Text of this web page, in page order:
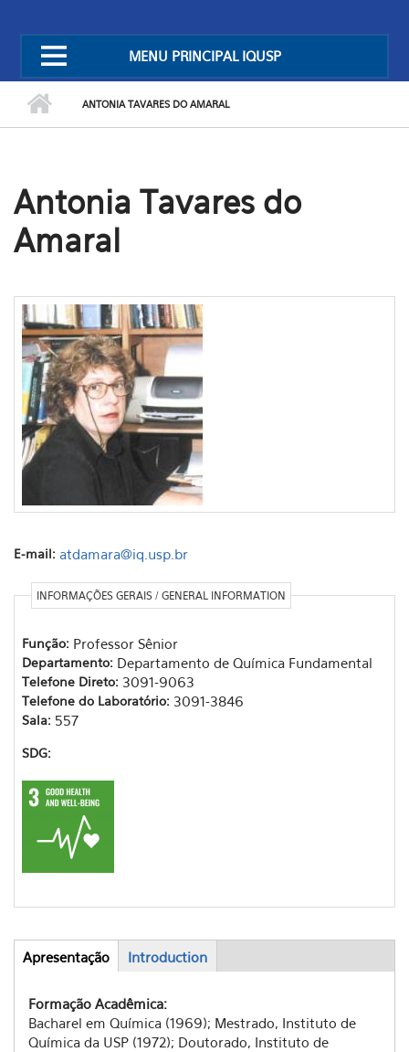
MENU PRINCIPAL IQUSP
ANTONIA TAVARES DO AMARAL
Antonia Tavares do
Amaral
E-mail: atdamara@iq.usp.br
INFORMAÇÕES GERAIS / GENERAL INFORMATION
Função: Professor Sênior
Departamento: Departamento de Química Fundamental
Telefone Direto: 3091-9063
Telefone do Laboratório: 3091-3846
Sala: 557
SDG:
Abas
Apresentação (aba
ativa)
Introduction
Formação Acadêmica:
Bacharel em Química (1969); Mestrado, Instituto de
Química da USP (1972); Doutorado, Instituto de